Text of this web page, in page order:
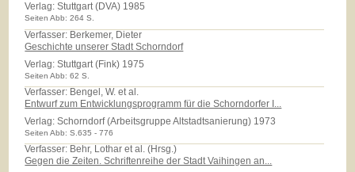
Verlag:Stuttgart (DVA) 1985
Seiten Abb: 264 S.
Verfasser: Berkemer, Dieter
Geschichte unserer Stadt Schorndorf
Verlag:Stuttgart (Fink) 1975
Seiten Abb: 62 S.
Verfasser: Bengel, W. et al.
Entwurf zum Entwicklungsprogramm für die Schorndorfer I...
Verlag:Schorndorf (Arbeitsgruppe Altstadtsanierung) 1973
Seiten Abb: S.635 - 776
Verfasser: Behr, Lothar et al. (Hrsg.)
Gegen die Zeiten. Schriftenreihe der Stadt Vaihingen an...